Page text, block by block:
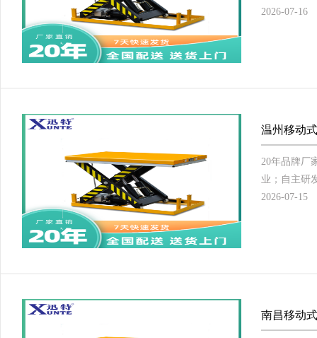
2026-07-16
温州移动
20年品牌厂
业；自主研
2026-07-15
南昌移动